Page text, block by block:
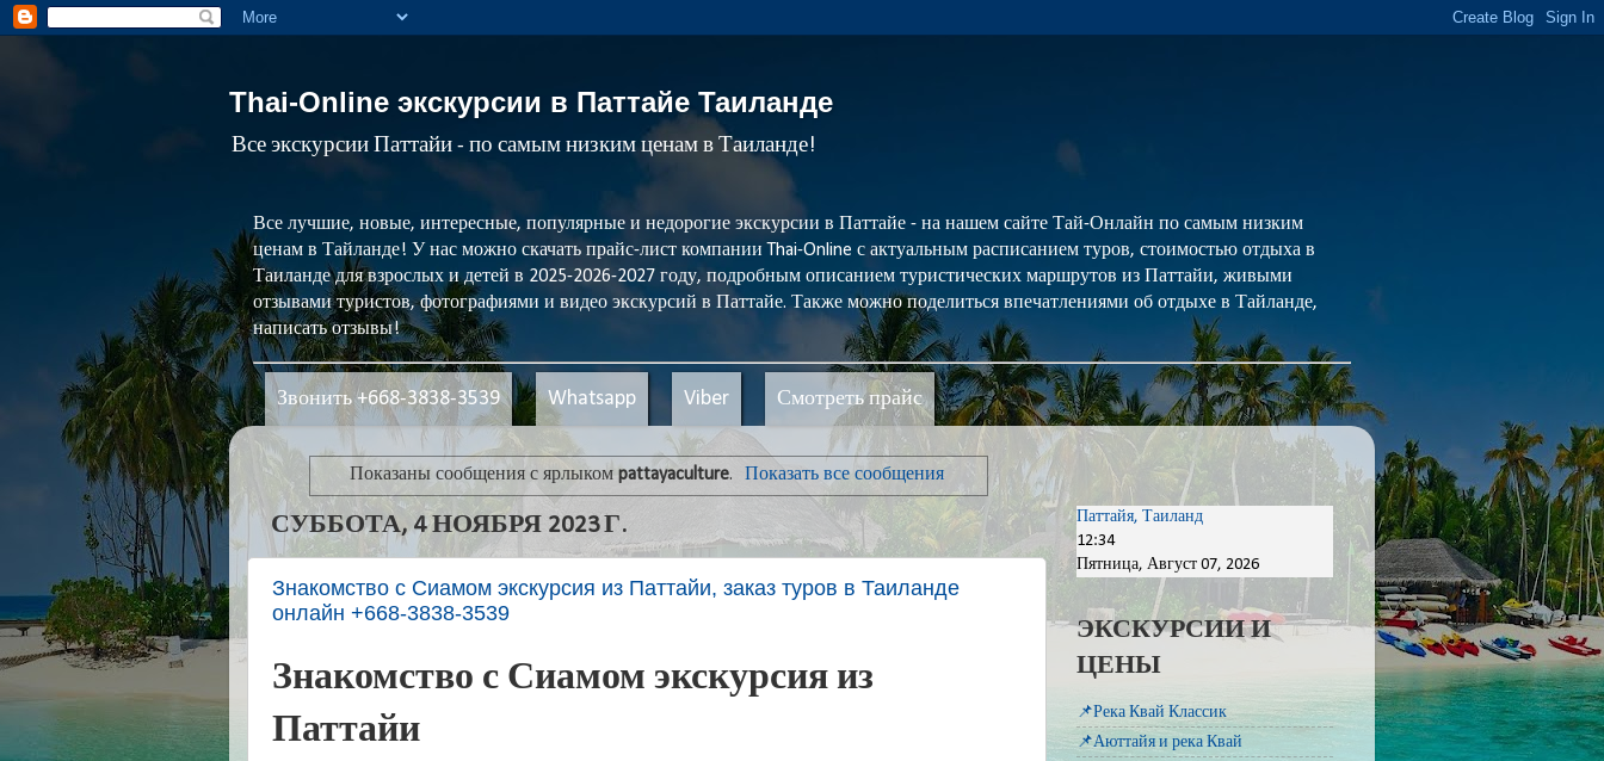
Thai-Online экскурсии в Паттайе Таиланде
Все экскурсии Паттайи - по самым низким ценам в Таиланде!
Все лучшие, новые, интересные, популярные и недорогие экскурсии в Паттайе - на нашем сайте Тай-Онлайн по самым низким
ценам в Тайланде! У нас можно скачать прайс-лист компании Thai-Online с актуальным расписанием туров, стоимостью отдыха в
Таиланде для взрослых и детей в 2025-2026-2027 году, подробным описанием туристических маршрутов из Паттайи, живыми
отзывами туристов, фотографиями и видео экскурсий в Паттайе. Также можно поделиться впечатлениями об отдыхе в Тайланде,
написать отзывы!
Звонить +668-3838-3539 Whatsapp Viber Смотреть прайс
Показаны сообщения с ярлыком pattayaculture. Показать все сообщения
СУББОТА, 4 НОЯБРЯ 2023 Г.
Знакомство с Сиамом экскурсия из Паттайи, заказ туров в Таиланде
онлайн +668-3838-3539
Знакомство с Сиамом экскурсия из
Паттайи
Паттайя, Таиланд
12:34
Пятница, Август 07, 2026
ЭКСКУРСИИ И
ЦЕНЫ
📌Река Квай Классик
📌Аюттайя и река Квай